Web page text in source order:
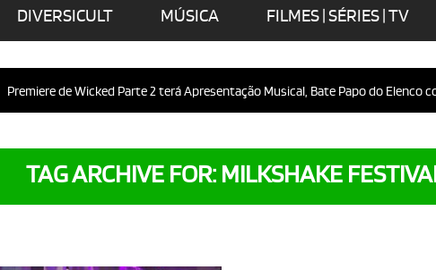
DIVERSICULT MÚSICA FILMES | SÉRIES | TV
Premiere de Wicked Parte 2 terá Apresentação Musical, Bate Papo do Elenco
TAG ARCHIVE FOR: MILKSHAKE